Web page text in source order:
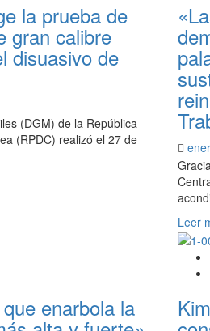
la prueba de
gran calibre
disuasivo de
(DGM) de la República
(RPDC) realizó el 27 de
Leer
enarbola la